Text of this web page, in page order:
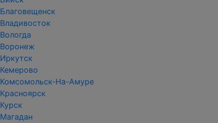
Благовещенск
Владивосток
Вологда
Воронеж
Иркутск
Кемерово
Комсомольск-На-Амуре
Красноярск
Курск
Магадан